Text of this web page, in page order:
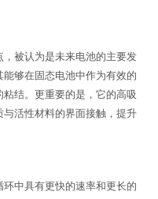
被认为是未来电池的主要发
够在固态电池中作为有效的
结。更重要的是，它的高吸
活性材料的界面接触，提升
中具有更快的速率和更长的